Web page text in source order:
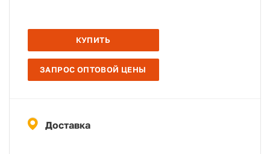
КУПИТЬ
ЗАПРОС ОПТОВОЙ ЦЕНЫ
Доставка